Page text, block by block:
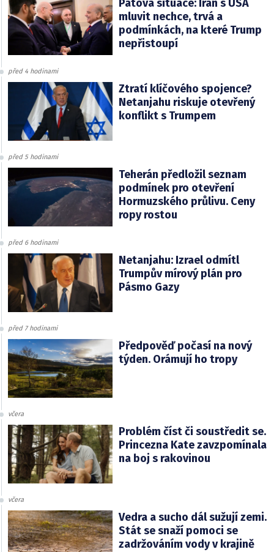
Patová situace: Írán s USA
mluvit nechce, trvá a
podmínkách, na které Trump
nepřistoupí
před 4 hodinami
Ztratí klíčového spojence?
Netanjahu riskuje otevřený
konflikt s Trumpem
před 5 hodinami
Teherán předložil seznam
podmínek pro otevření
Hormuzského průlivu. Ceny
ropy rostou
před 6 hodinami
Netanjahu: Izrael odmítl
Trumpův mírový plán pro
Pásmo Gazy
před 7 hodinami
Předpověď počasí na nový
týden. Orámují ho tropy
včera
Problém číst či soustředit se.
Princezna Kate zavzpomínala
na boj s rakovinou
včera
Vedra a sucho dál sužují zemi.
Stát se snaží pomoci se
zadržováním vody v krajině